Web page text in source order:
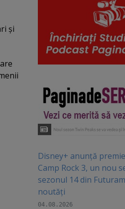
şi
Disney+ anunță
Camp Rock 3, un nou
sezonul 14 din
noutăți
04.08.2026